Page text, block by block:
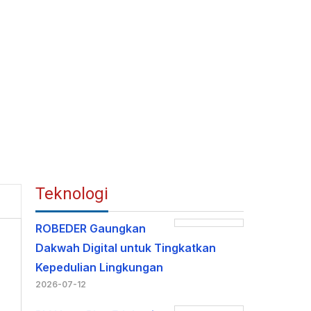
Teknologi
ROBEDER Gaungkan
Dakwah Digital untuk Tingkatkan
Kepedulian Lingkungan
2026-07-12